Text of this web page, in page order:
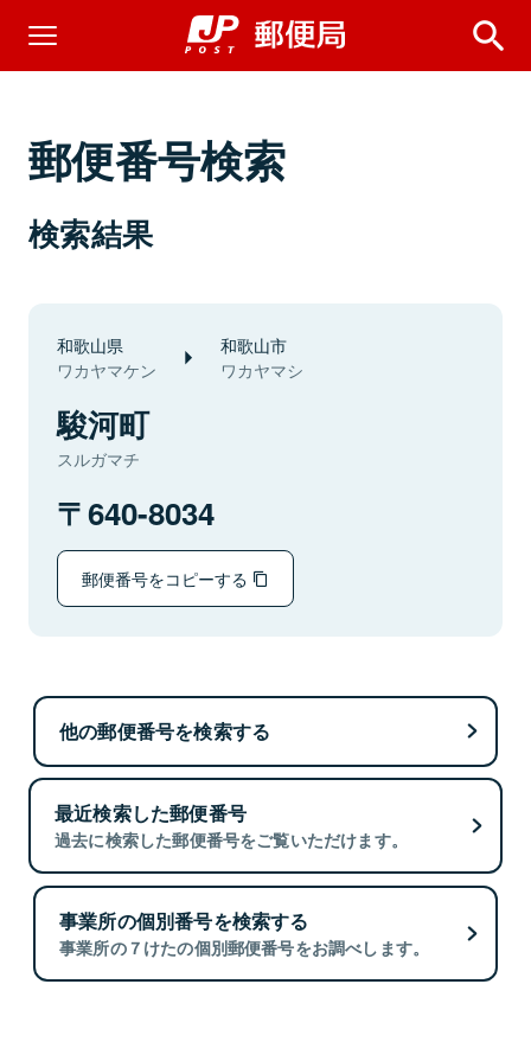
郵便番号検索
検索結果
和歌山県
ワカヤマケン
和歌山市
ワカヤマシ
駿河町
スルガマチ
640-8034
郵便番号をコピーする
他の郵便番号を検索する
最近検索した郵便番号
過去に検索した郵便番号をご覧いただけます。
事業所の個別番号を検索する
事業所の７けたの個別郵便番号をお調べします。